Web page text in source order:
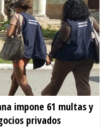
impone 61 multas y
privados